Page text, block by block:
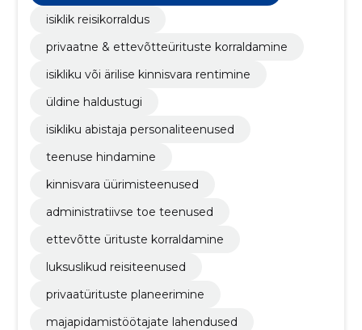
isiklik reisikorraldus
privaatne & ettevõtteürituste korraldamine
isikliku või ärilise kinnisvara rentimine
üldine haldustugi
isikliku abistaja personaliteenused
teenuse hindamine
kinnisvara üürimisteenused
administratiivse toe teenused
ettevõtte ürituste korraldamine
luksuslikud reisiteenused
privaatürituste planeerimine
majapidamistöötajate lahendused